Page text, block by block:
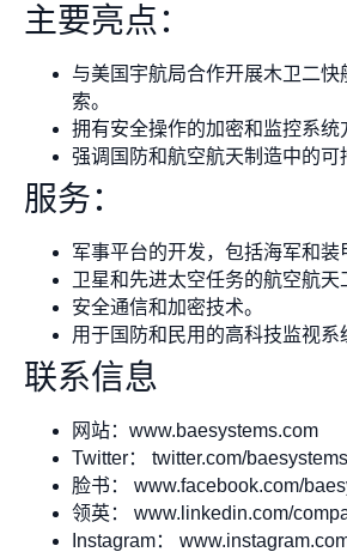
主要亮点：
与美国宇航局合作开展木卫二快
索。
拥有安全操作的加密和监控系统
强调国防和航空航天制造中的可
服务：
军事平台的开发，包括海军和装
卫星和先进太空任务的航空航天
安全通信和加密技术。
用于国防和民用的高科技监视系
联系信息
网站：www.baesystems.com
Twitter： twitter.com/
脸书： www.facebook.com/
领英： www.linkedin.com/
Instagram：